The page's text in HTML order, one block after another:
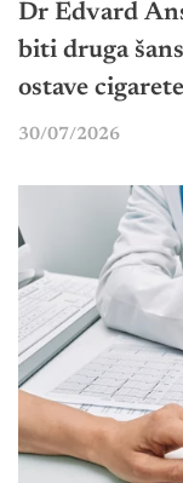
Dr Edvard
biti druga
ostave cigarete
30/07/2026